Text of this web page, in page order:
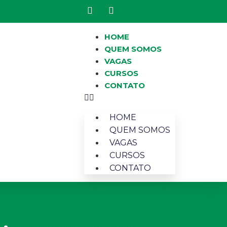
HOME
QUEM SOMOS
VAGAS
CURSOS
CONTATO
HOME
QUEM SOMOS
VAGAS
CURSOS
CONTATO